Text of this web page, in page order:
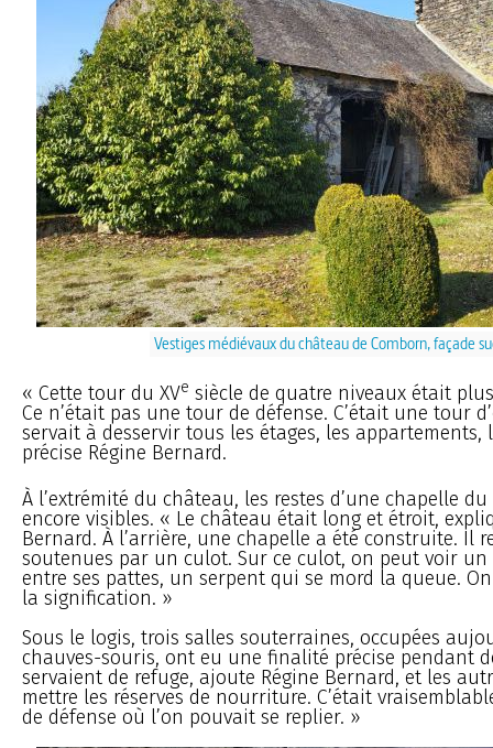
Vestiges médiévaux du château de Comborn, façade
« Cette tour du XVe siècle de quatre niveaux était
Ce n’était pas une tour de défense. C’était une tour
servait à desservir tous les étages, les appartements,
précise Régine Bernard.
À l’extrémité du château, les restes d’une chapelle du
encore visibles. « Le château était long et étroit,
Bernard. À l’arrière, une chapelle a été construite. Il
soutenues par un culot. Sur ce culot, on peut voir un
entre ses pattes, un serpent qui se mord la queue.
la signification. »
Sous le logis, trois salles souterraines, occupées
chauves-souris, ont eu une finalité précise pendant
servaient de refuge, ajoute Régine Bernard, et les
mettre les réserves de nourriture. C’était
de défense où l’on pouvait se replier. »